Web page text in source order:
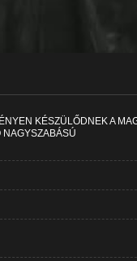
KÉSZÜLŐDNEK A
NAGYSZABÁSÚ